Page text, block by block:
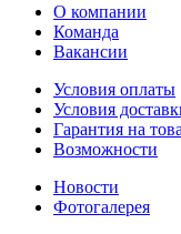
О компании
Команда
Вакансии
Условия оплаты
Условия
Гарантия на
Возможности
Новости
Фотогалерея